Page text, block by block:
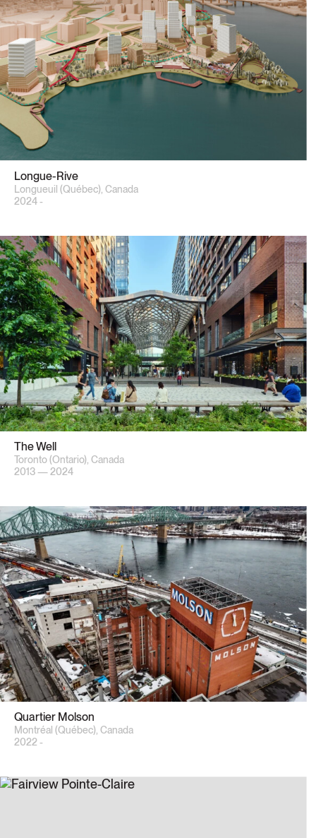
Longue-Rive
Longueuil (Québec), Canada
2024 -
The Well
Toronto (Ontario), Canada
2013 — 2024
Quartier Molson
Montréal (Québec), Canada
2022 -